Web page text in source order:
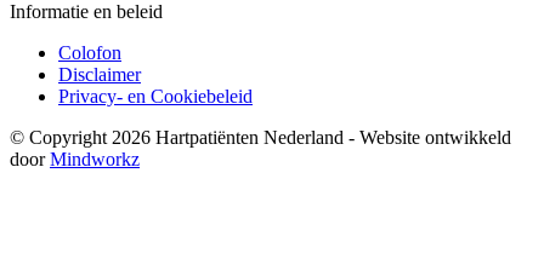
Informatie en beleid
Colofon
Disclaimer
Privacy- en Cookiebeleid
© Copyright 2026 Hartpatiënten Nederland - Website ontwikkeld
doorMindworkz